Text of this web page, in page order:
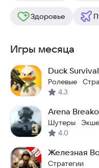
Здоровье
Игры месяца
Duck
Ролевые ·
4.3
Arena
Шутеры ·
4.0
Железная
Стратегии